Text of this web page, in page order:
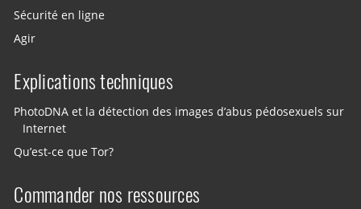
Sécurité en ligne
Agir
Explications techniques
PhotoDNA et la détection des images d’abus pédosexuels sur
Internet
Qu’est-ce que Tor?
Commander nos ressources